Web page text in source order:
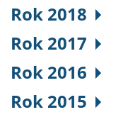
Rok 2018
Rok 2017
Rok 2016
Rok 2015